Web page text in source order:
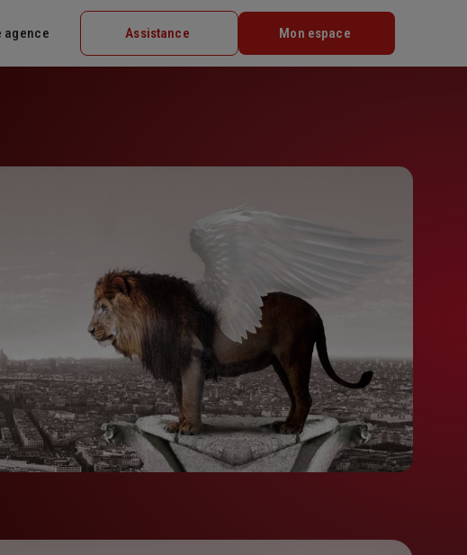
agence Assistance Mon espace